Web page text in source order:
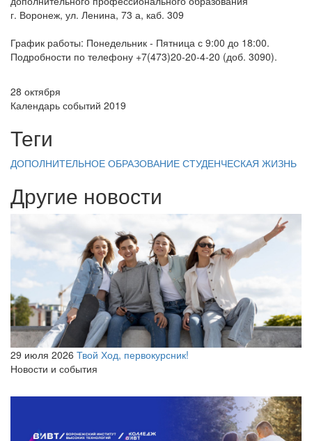
г. Воронеж, ул. Ленина, 73 а, каб. 309
График работы: Понедельник - Пятница с 9:00 до 18:00.
Подробности по телефону +7(473)20-20-4-20 (доб. 3090).
28 октября
Календарь событий 2019
Теги
ДОПОЛНИТЕЛЬНОЕ ОБРАЗОВАНИЕ СТУДЕНЧЕСКАЯ ЖИЗНЬ
Другие новости
29 июля 2026 Твой Ход, первокурсник!
Новости и события